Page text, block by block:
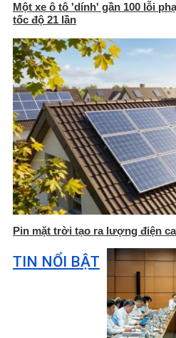
Một xe ô tô 'dính' gần 100 lỗi
tốc độ 21 lần
Pin mặt trời tạo ra lượng điện
TIN NỔI BẬT